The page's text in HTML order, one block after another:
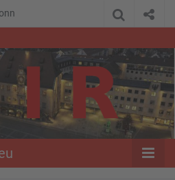
wir-hn.de –
wirland.eu